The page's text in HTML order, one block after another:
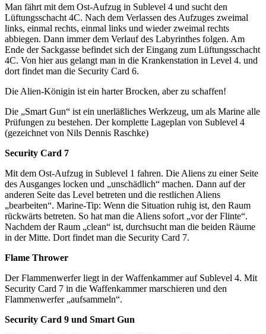
Man fährt mit dem Ost-Aufzug in Sublevel 4 und sucht den
Lüftungsschacht 4C. Nach dem Verlassen des Aufzuges zweimal
links, einmal rechts, einmal links und wieder zweimal rechts
abbiegen. Dann immer dem Verlauf des Labyrinthes folgen. Am
Ende der Sackgasse befindet sich der Eingang zum Lüftungsschacht
4C. Von hier aus gelangt man in die Krankenstation in Level 4. und
dort findet man die Security Card 6.
Die Alien-Königin ist ein harter Brocken, aber zu schaffen!
Die „Smart Gun“ ist ein unerläßliches Werkzeug, um als Marine alle
Prüfungen zu bestehen. Der komplette Lageplan von Sublevel 4
(gezeichnet von Nils Dennis Raschke)
Security Card 7
Mit dem Ost-Aufzug in Sublevel 1 fahren. Die Aliens zu einer Seite
des Ausganges locken und „unschädlich“ machen. Dann auf der
anderen Seite das Level betreten und die restlichen Aliens
„bearbeiten“. Marine-Tip: Wenn die Situation ruhig ist, den Raum
rückwärts betreten. So hat man die Aliens sofort „vor der Flinte“.
Nachdem der Raum „clean“ ist, durchsucht man die beiden Räume
in der Mitte. Dort findet man die Security Card 7.
Flame Thrower
Der Flammenwerfer liegt in der Waffenkammer auf Sublevel 4. Mit
Security Card 7 in die Waffenkammer marschieren und den
Flammenwerfer „aufsammeln“.
Security Card 9 und Smart Gun